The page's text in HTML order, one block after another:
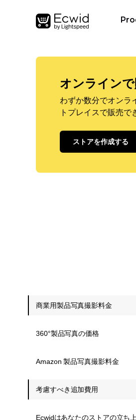
オンライン
わずか数分でオンラ
トプレイスで販売で
ストアを作成する
商業用製品写真撮影料金
360°製品写真の価格
Amazon 製品写真撮影料金
考慮すべき追加費用
Ecwidはあなたのストアの立ち上